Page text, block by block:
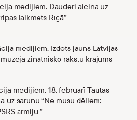
medijiem. Dauderi aicina uz
laikmets Rīgā”
medijiem. Izdots jauns Latvijas
zinātnisko rakstu krājums
medijiem. 18. februārī Tautas
uz sarunu “Ne mūsu dēliem:
armiju ”